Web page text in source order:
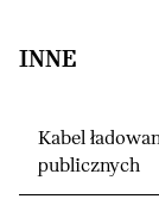
INNE
Kabel
publicznych